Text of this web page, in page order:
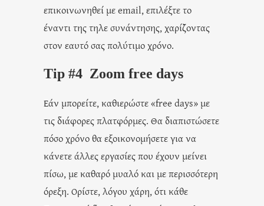
επικοινωνηθεί με email, επιλέξτε το
έναντι της τηλε συνάντησης, χαρίζοντας
στον εαυτό σας πολύτιμο χρόνο.
Tip #4 Zoom free days
Εάν μπορείτε, καθιερώστε «free days» με
τις διάφορες πλατφόρμες. Θα διαπιστώσετε
πόσο χρόνο θα εξοικονομήσετε για να
κάνετε άλλες εργασίες που έχουν μείνει
πίσω, με καθαρό μυαλό και με περισσότερη
όρεξη. Ορίστε, λόγου χάρη, ότι κάθε